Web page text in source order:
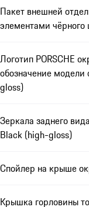
Пакет внешней
элементами
Логотип PORSCHE
обозначение
gloss)
Зеркала заднего
Black (high-gloss)
Спойлер на крыше
Крышка горловины